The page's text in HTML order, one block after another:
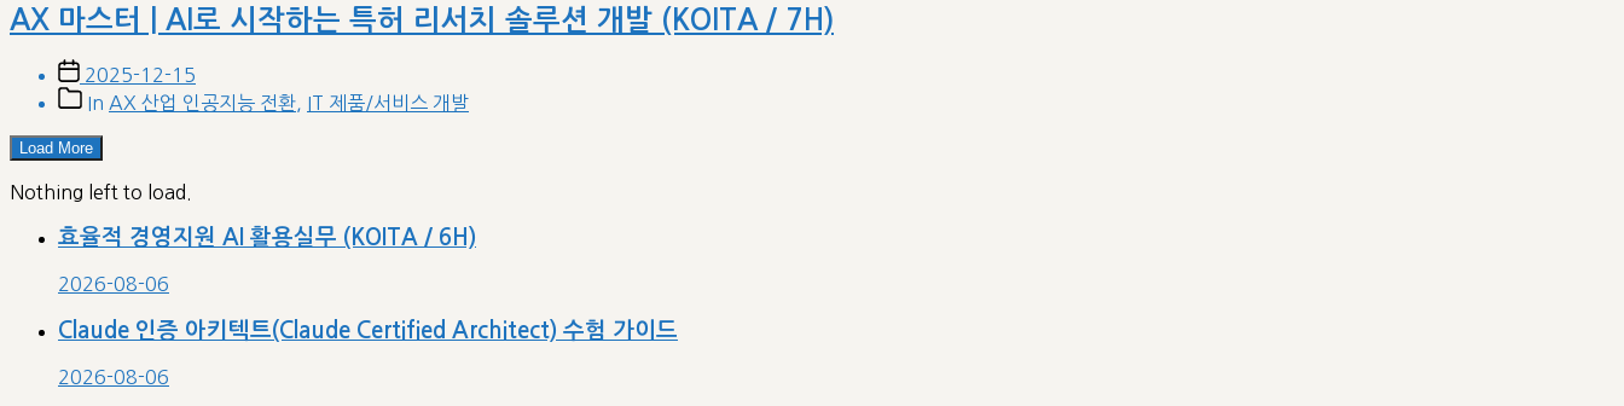
AX 마스터 | AI로 시작하는 특허 리서치 솔루션 개발 (KOITA / 7H)
Post
date
2025-12-15
PostIn AX 산업 인공지능 전환 IT 제품/서비스 개발
Load More
Nothing left to load.
효율적 경영지원 AI 활용실무 (KOITA / 6H)
2026-08-06
Claude 인증 아키텍트(Claude Certified Architect) 수험 가이드
2026-08-06